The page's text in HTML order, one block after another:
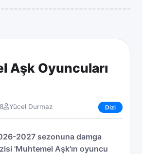
Aşk Oyuncuları
Yücel Durmaz Dizi
2027 sezonuna damga
'Muhtemel Aşk'ın oyuncu